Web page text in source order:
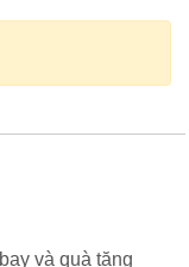
và quà tặng